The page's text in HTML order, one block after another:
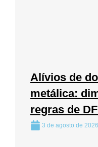
Alívios de
metálica:
regras de
3 de agosto de 2026